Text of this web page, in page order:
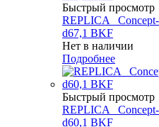
Быстрый просмотр
REPLICA
d67,1 BKF
Нет в наличии
Подробнее
Быстрый просмотр
REPLICA
d60,1 BKF